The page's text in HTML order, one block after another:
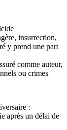
insurrection,
y prend une part
comme auteur,
ou crimes
:
après un délai de